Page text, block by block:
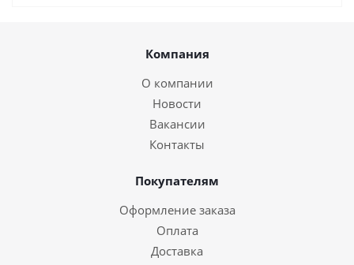
Компания
О компании
Новости
Вакансии
Контакты
Покупателям
Оформление заказа
Оплата
Доставка